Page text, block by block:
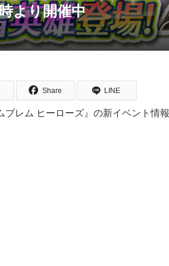
より開催中
Share LINE
レム ヒーローズ』の新イベント情報